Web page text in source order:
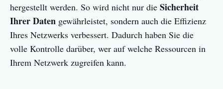
hergestellt werden. So wird nicht nur die Sicherheit
Ihrer Daten gewährleistet, sondern auch die Effizienz
Ihres Netzwerks verbessert. Dadurch haben Sie die
volle Kontrolle darüber, wer auf welche Ressourcen in
Ihrem Netzwerk zugreifen kann.